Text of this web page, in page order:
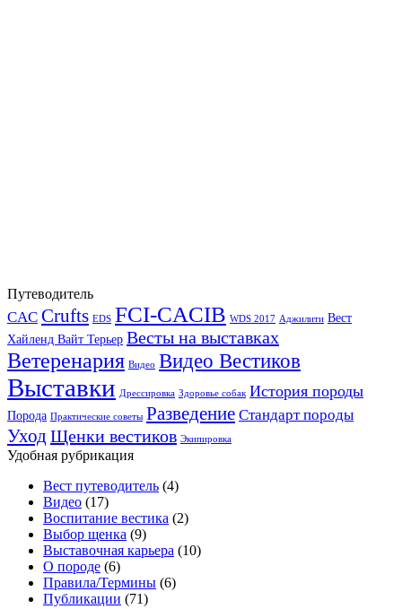
Путеводитель
CAC Crufts EDS FCI-CACIB WDS 2017 Аджилити Вест
Хайленд Вайт Терьер Весты на выставках
Ветеренария Видео Видео Вестиков
Выставки Дрессировка Здоровье собак История породы
Порода Практические советы Разведение Стандарт породы
УходЩенки вестиков Экипировка
Удобная рубрикация
Вест путеводитель (4)
Видео (17)
Воспитание вестика (2)
Выбор щенка (9)
Выставочная карьера (10)
О породе (6)
Правила/Термины (6)
Публикации (71)